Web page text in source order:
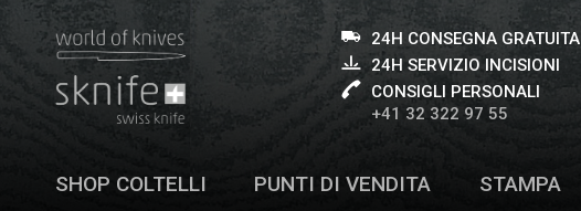
24H CONSEGNA GRATUITA
24H SERVIZIO INCISIONI
CONSIGLI PERSONALI
+41 32 322 97 55
SHOP COLTELLI PUNTI DI VENDITA STAMPA